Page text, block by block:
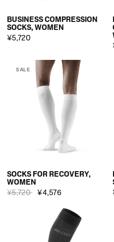
BUSINESS COMPRESSION
SOCKS, WOMEN
¥5,720
SALE
SOCKS FOR RECOVERY,
WOMEN
¥5,720 ¥4,576